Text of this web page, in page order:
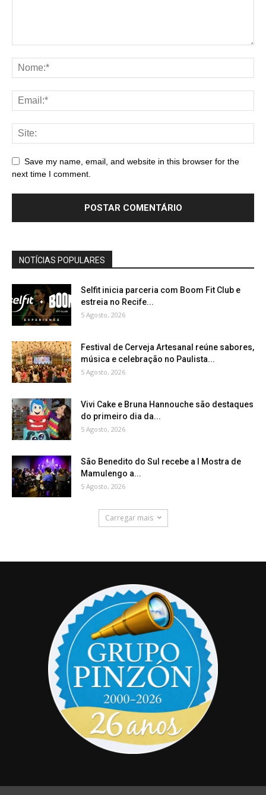
Save my name, email, and website in this browser for the
next time I comment.
NOTÍCIAS POPULARES
Selfit inicia parceria com Boom Fit Club e
estreia no Recife...
5 Agosto, 2026
Festival de Cerveja Artesanal reúne sabores,
música e celebração no Paulista...
5 Agosto, 2026
Vivi Cake e Bruna Hannouche são destaques
do primeiro dia da...
5 Agosto, 2026
São Benedito do Sul recebe a I Mostra de
Mamulengo a...
5 Agosto, 2026
Carregar mais